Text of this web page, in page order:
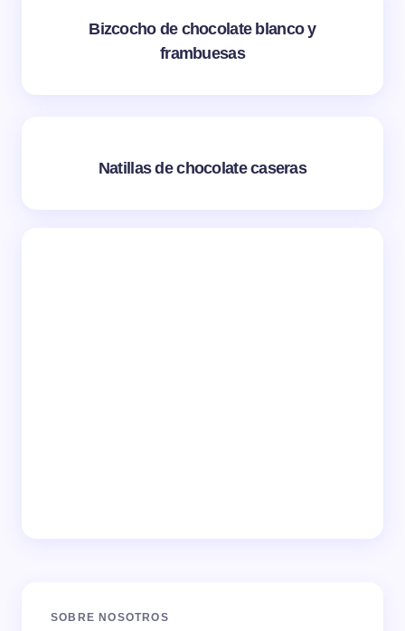
Bizcocho de chocolate blanco y
frambuesas
Natillas de chocolate caseras
SOBRE NOSOTROS